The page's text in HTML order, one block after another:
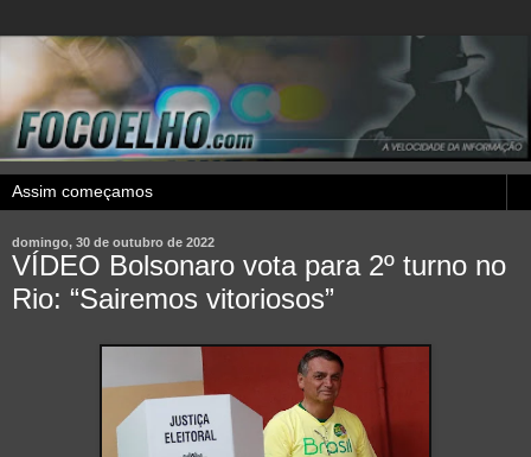
domingo, 30 de outubro de 2022
VÍDEO Bolsonaro vota para 2º turno no
Rio: “Sairemos vitoriosos”